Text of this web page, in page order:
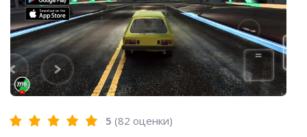
5 (82 оценки)